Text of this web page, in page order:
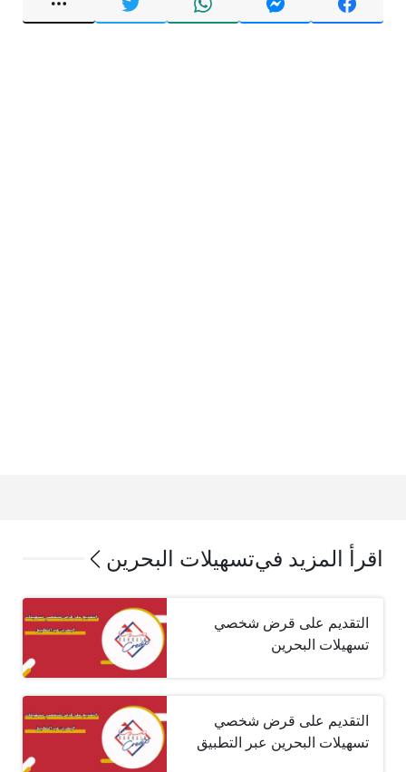
اقرأ المزيد فيتسهيلات البحرين
التقديم على قرض شخصي
تسهيلات البحرين
التقديم على قرض شخصي
تسهيلات البحرين عبر التطبيق